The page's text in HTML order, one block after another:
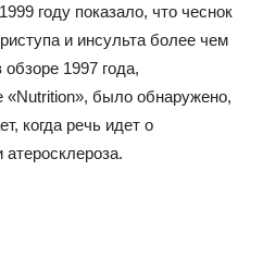
году показало, что чеснок
и инсульта более чем
1997 года,
«Nutrition», было обнаружено,
когда речь идет о